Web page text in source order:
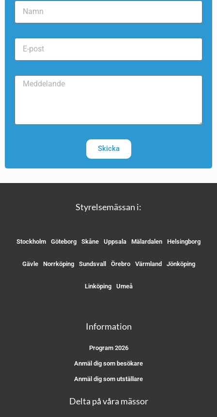
Skicka
Styrelsemässan i:
Stockholm Göteborg Skåne Uppsala Mälardalen Helsingborg
Gävle Norrköping Sundsvall Örebro Värmland Jönköping
Linköping Umeå
Information
Program 2026
Anmäl dig som besökare
Anmäl dig som utställare
Delta på våra mässor